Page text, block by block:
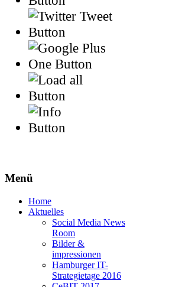
Menü
Home
Aktuelles
Social Media News
Room
Bilder &
impressionen
Hamburger IT-
Strategietage 2016